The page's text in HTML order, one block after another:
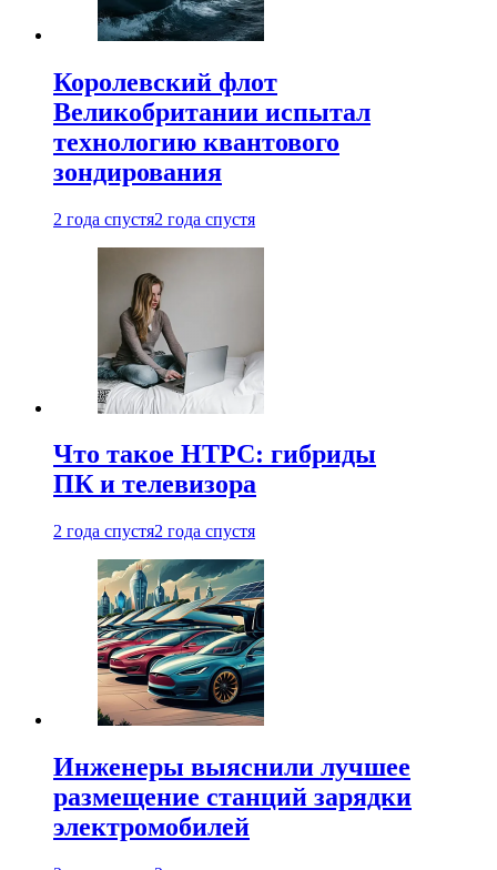
Королевский флот
Великобритании испытал
технологию квантового
зондирования
2 года спустя2 года спустя
Что такое HTPC: гибриды
ПК и телевизора
2 года спустя2 года спустя
Инженеры выяснили лучшее
размещение станций зарядки
электромобилей